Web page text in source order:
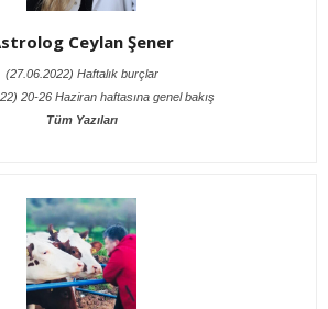
Ceylan Şener
(27.06.2022) Haftalık burçlar
20-26 Haziran haftasına genel bakış
Tüm Yazıları